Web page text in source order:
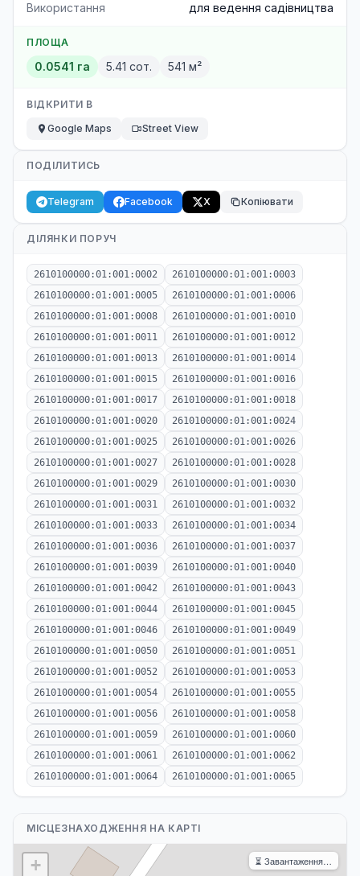
Використання для ведення садівництва
ПЛОЩА
0.0541 га 5.41 сот. 541 м²
ВІДКРИТИ В
Google Maps
Street View
ПОДІЛИТИСЬ
Telegram Facebook X Копіювати
ДІЛЯНКИ ПОРУЧ
2610100000:01:001:0002
2610100000:01:001:0003
2610100000:01:001:0005
2610100000:01:001:0006
2610100000:01:001:0008
2610100000:01:001:0010
2610100000:01:001:0011
2610100000:01:001:0012
2610100000:01:001:0013
2610100000:01:001:0014
2610100000:01:001:0015
2610100000:01:001:0016
2610100000:01:001:0017
2610100000:01:001:0018
2610100000:01:001:0020
2610100000:01:001:0024
2610100000:01:001:0025
2610100000:01:001:0026
2610100000:01:001:0027
2610100000:01:001:0028
2610100000:01:001:0029
2610100000:01:001:0030
2610100000:01:001:0031
2610100000:01:001:0032
2610100000:01:001:0033
2610100000:01:001:0034
2610100000:01:001:0036
2610100000:01:001:0037
2610100000:01:001:0039
2610100000:01:001:0040
2610100000:01:001:0042
2610100000:01:001:0043
2610100000:01:001:0044
2610100000:01:001:0045
2610100000:01:001:0046
2610100000:01:001:0049
2610100000:01:001:0050
2610100000:01:001:0051
2610100000:01:001:0052
2610100000:01:001:0053
2610100000:01:001:0054
2610100000:01:001:0055
2610100000:01:001:0056
2610100000:01:001:0058
2610100000:01:001:0059
2610100000:01:001:0060
2610100000:01:001:0061
2610100000:01:001:0062
2610100000:01:001:0064
2610100000:01:001:0065
МІСЦЕЗНАХОДЖЕННЯ НА КАРТІ
+
⏳ Завантаження…